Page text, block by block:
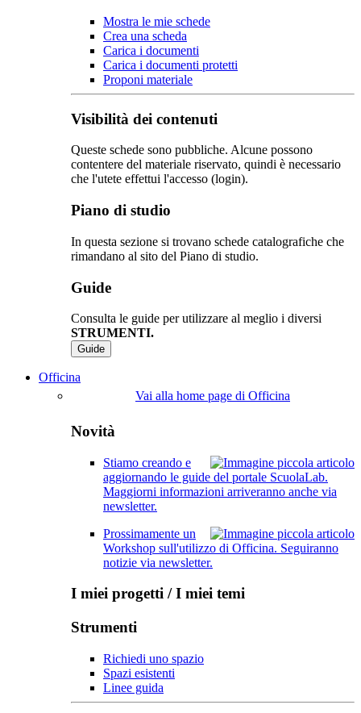
Mostra le mie schede
Crea una scheda
Carica i documenti
Carica i documenti protetti
Proponi materiale
Visibilità dei contenuti
Queste schede sono pubbliche. Alcune possono
contentere del materiale riservato, quindi è necessario
che l'utete effettui l'accesso (login).
Piano di studio
In questa sezione si trovano schede catalografiche che
rimandano al sito del Piano di studio.
Guide
Consulta le guide per utilizzare al meglio i diversi
STRUMENTI.
Guide
Officina
Vai alla home page di Officina
Novità
Stiamo creando e
aggiornando le guide del portale ScuolaLab.
Maggiorni informazioni arriveranno anche via
newsletter.
Prossimamente un
Workshop sull'utilizzo di Officina. Seguiranno
notizie via newsletter.
I miei progetti / I miei temi
Strumenti
Richiedi uno spazio
Spazi esistenti
Linee guida